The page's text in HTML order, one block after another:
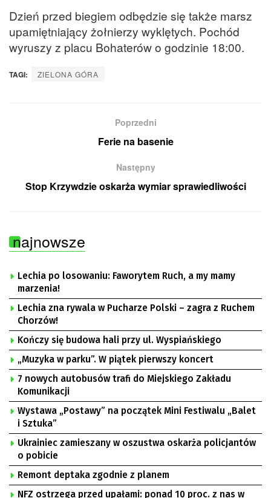
Dzień przed biegiem odbędzie się także marsz
upamiętniający żołnierzy wyklętych. Pochód
wyruszy z placu Bohaterów o godzinie 18:00.
TAGI: ZIELONA GÓRA
Poprzedni
Ferie na basenie
Następny
Stop Krzywdzie oskarża wymiar sprawiedliwości
najnowsze
Lechia po losowaniu: Faworytem Ruch, a my mamy
marzenia!
Lechia zna rywala w Pucharze Polski – zagra z Ruchem
Chorzów!
Kończy się budowa hali przy ul. Wyspiańskiego
„Muzyka w parku”. W piątek pierwszy koncert
7 nowych autobusów trafi do Miejskiego Zakładu
Komunikacji
Wystawa „Postawy” na początek Mini Festiwalu „Balet
i Sztuka”
Ukrainiec zamieszany w oszustwa oskarża policjantów
o pobicie
Remont deptaka zgodnie z planem
NFZ ostrzega przed upałami: ponad 10 proc. z nas w